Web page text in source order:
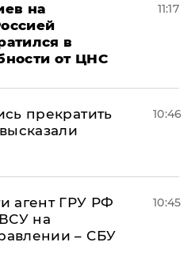
на
в
от ЦНС
11:17
прекратить
10:46
агент ГРУ РФ
на
– СБУ
10:45